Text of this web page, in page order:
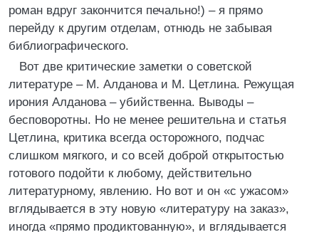
роман вдруг закончится печально!) – я прямо
перейду к другим отделам, отнюдь не забывая
библиографического.
Вот две критические заметки о советской
литературе – М. Алданова и М. Цетлина. Режущая
ирония Алданова – убийственна. Выводы –
бесповоротны. Но не менее решительна и статья
Цетлина, критика всегда осторожного, подчас
слишком мягкого, и со всей доброй открытостью
готового подойти к любому, действительно
литературному, явлению. Но вот и он «с ужасом»
вглядывается в эту новую «литературу на заказ»,
иногда «прямо продиктованную», и вглядывается